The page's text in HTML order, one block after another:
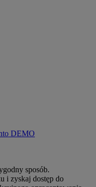
DEMO
sposób.
i zyskaj dostęp do